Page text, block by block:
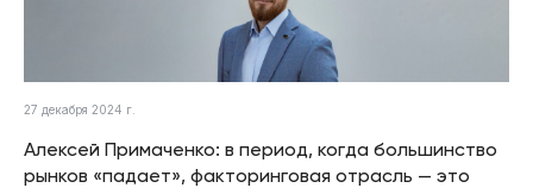
27 декабря 2024 г.
Алексей Примаченко: в период, когда большинство
рынков «падает», факторинговая отрасль — это